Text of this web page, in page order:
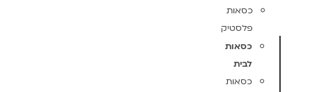
כסאות
פלסטיק
כסאות
לבית
כסאות